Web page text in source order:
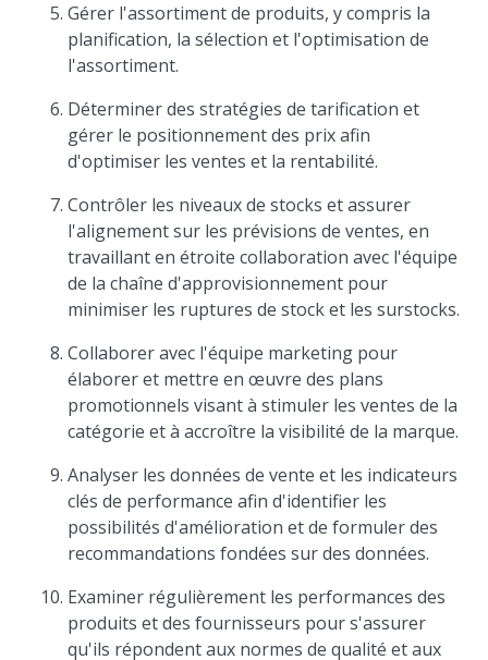
Gérer l'assortiment de produits, y compris la
planification, la sélection et l'optimisation de
l'assortiment.
Déterminer des stratégies de tarification et
gérer le positionnement des prix afin
d'optimiser les ventes et la rentabilité.
Contrôler les niveaux de stocks et assurer
l'alignement sur les prévisions de ventes, en
travaillant en étroite collaboration avec l'équipe
de la chaîne d'approvisionnement pour
minimiser les ruptures de stock et les surstocks.
Collaborer avec l'équipe marketing pour
élaborer et mettre en œuvre des plans
promotionnels visant à stimuler les ventes de la
catégorie et à accroître la visibilité de la marque.
Analyser les données de vente et les indicateurs
clés de performance afin d'identifier les
possibilités d'amélioration et de formuler des
recommandations fondées sur des données.
Examiner régulièrement les performances des
produits et des fournisseurs pour s'assurer
qu'ils répondent aux normes de qualité et aux